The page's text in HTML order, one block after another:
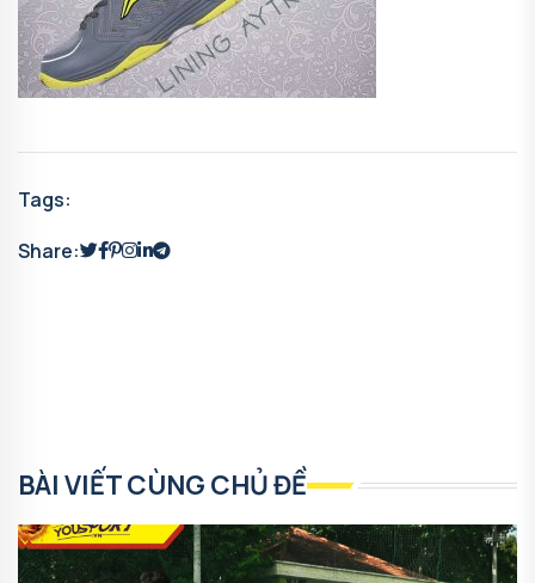
Tags:
Share:
BÀI VIẾT CÙNG CHỦ ĐỀ